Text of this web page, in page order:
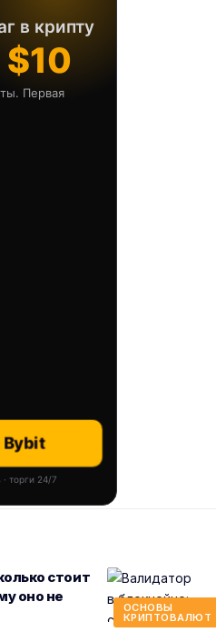
в крипту
$10
Первая
Bybit
торги 24/7
ОСНОВЫ
КРИПТОВАЛЮТ
стоит
оно не